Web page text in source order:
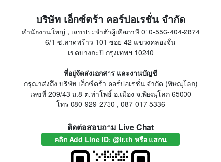
บริษัท เอ็กซ์ตร้า คอร์ปอเรชั่น จำกัด
สำนักงานใหญ่ , เลขประจำตัวผู้เสียภาษี 010-556-404-2874
6/1 ซ.ลาดพร้าว 101 ซอย 42 แขวงคลองจั่น
เขตบางกะปิ กรุงเทพฯ 10240
-------------------------
ที่อยู่จัดส่งเอกสาร และงานบัญชี
กรุณาส่งถึง บริษัท เอ็กซ์ตร้า คอร์ปอเรชั่น จำกัด (พิษณุโลก)
เลขที่ 209/43 ม.8 ต.ท่าโพธิ์ อ.เมือง จ.พิษณุโลก 65000
โทร 080-929-2730 , 087-017-5336
ติดต่อสอบถาม Live Chat
คลิก Add Line ID: @ir.th หรือ แสกน